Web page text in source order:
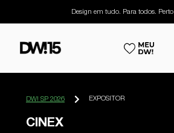
Design em tudo. Para todos. Perto
DW! SP 2026 EXPOSITOR
CINEX